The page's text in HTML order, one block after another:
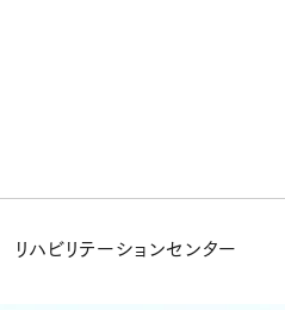
リハビリテーションセンター